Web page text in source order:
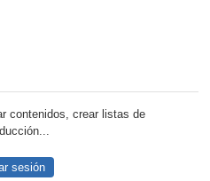
contenidos, crear listas de
sesión